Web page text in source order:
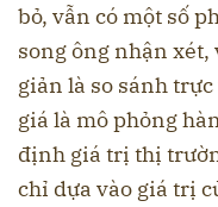
bỏ, vẫn có một số
song ông nhận
giản là so sánh
giá là mô phỏng
định giá trị thị
chỉ dựa vào giá trị